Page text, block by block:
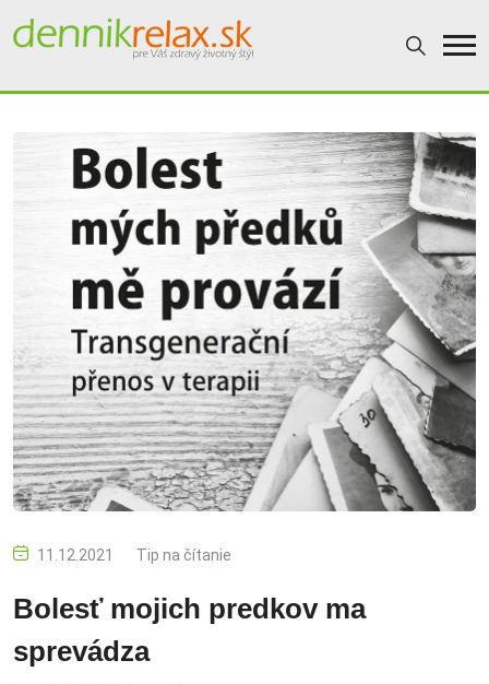
11.12.2021 Tip na čítanie
Bolesť mojich predkov ma
sprevádza